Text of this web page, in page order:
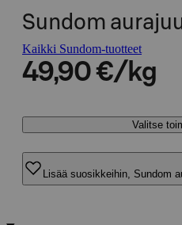
Sundom
Kaikki Sundom-tuotteet
49,90 €/kg
Valitse
Lisää suosikkeihin, Sundom